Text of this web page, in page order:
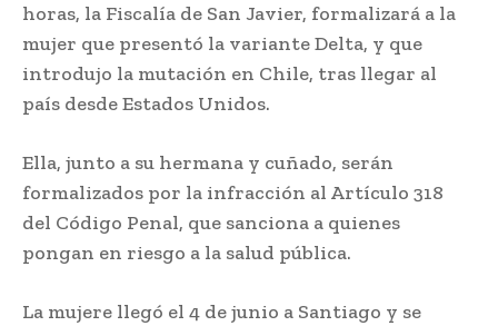
horas, la Fiscalía de San Javier, formalizará a la
mujer que presentó la variante Delta, y que
introdujo la mutación en Chile, tras llegar al
país desde Estados Unidos.
Ella, junto a su hermana y cuñado, serán
formalizados por la infracción al Artículo 318
del Código Penal, que sanciona a quienes
pongan en riesgo a la salud pública.
La mujere llegó el 4 de junio a Santiago y se